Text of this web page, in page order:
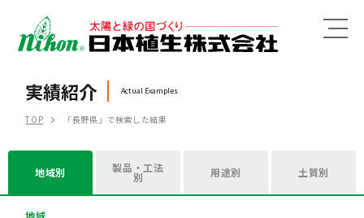
MENU
実績紹介 Actual Examples
TOP 「長野県」で検索した結果
地域別 製品・工法
別 用途別 土質別
地域